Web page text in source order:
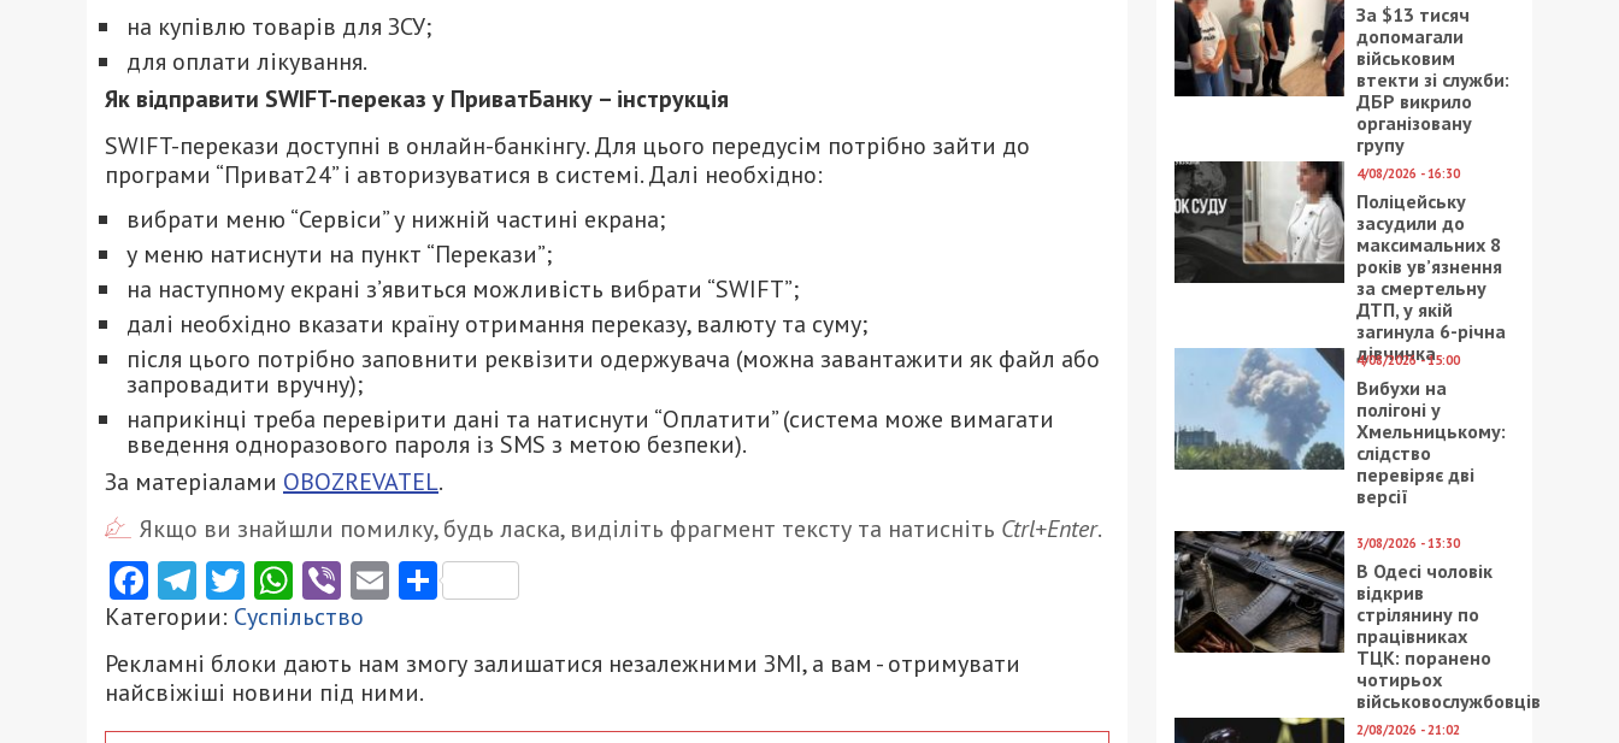
на купівлю товарів для ЗСУ;
для оплати лікування.
Як відправити SWIFT-переказ у ПриватБанку – інструкція
SWIFT-перекази доступні в онлайн-банкінгу. Для цього передусім потрібно зайти до
програми “Приват24” і авторизуватися в системі. Далі необхідно:
вибрати меню “Сервіси” у нижній частині екрана;
у меню натиснути на пункт “Перекази”;
на наступному екрані з’явиться можливість вибрати “SWIFT”;
далі необхідно вказати країну отримання переказу, валюту та суму;
після цього потрібно заповнити реквізити одержувача (можна завантажити як файл або
запровадити вручну);
наприкінці треба перевірити дані та натиснути “Оплатити” (система може вимагати
введення одноразового пароля із SMS з метою безпеки).
За матеріалами OBOZREVATEL.
Якщо ви знайшли помилку, будь ласка, виділіть фрагмент тексту та натисніть Ctrl+Enter.
Facebook
Telegram
Twitter
WhatsApp
ViberEmailПоділитися
Категории: Суспільство
Рекламні блоки дають нам змогу залишатися незалежними ЗМІ, а вам - отримувати
найсвіжіші новини під ними.
За $13 тисяч
допомагали
військовим
втекти зі служби:
ДБР викрило
організовану
групу
4/08/2026 - 16:30
Поліцейську
засудили до
максимальних 8
років ув’язнення
за смертельну
ДТП, у якій
загинула 6-річна
дівчинка
4/08/2026 - 15:00
Вибухи на
полігоні у
Хмельницькому:
слідство
перевіряє дві
версії
3/08/2026 - 13:30
В Одесі чоловік
відкрив
стрілянину по
працівниках
ТЦК: поранено
чотирьох
військовослужбовців
2/08/2026 - 21:02